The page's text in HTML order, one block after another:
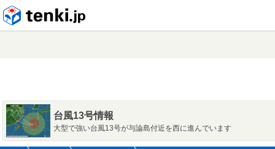
台風13号情報
大型で強い台風13号が与論島付近を西に進んでいます